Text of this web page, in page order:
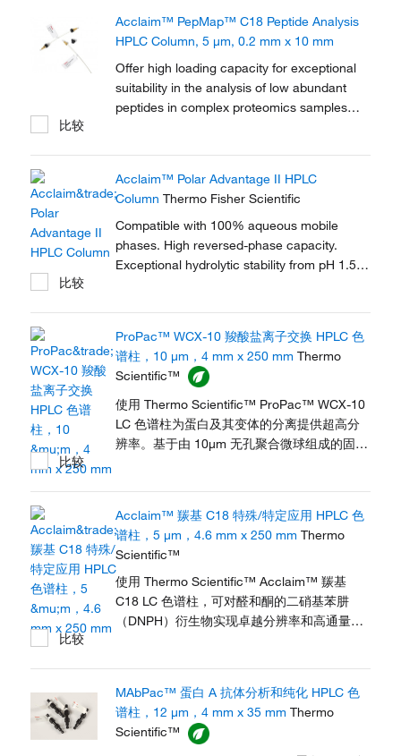
Acclaim™ PepMap™ C18 Peptide Analysis
HPLC Column, 5 μm, 0.2 mm x 10 mm
Offer high loading capacity for exceptional
suitability in the analysis of low abundant
peptides in complex proteomics samples
比较
Acclaim™ Polar Advantage II HPLC
Column Thermo Fisher Scientific
Compatible with 100% aqueous mobile
phases. High reversed-phase capacity.
Exceptional hydrolytic stability from pH 1.5 to
比较
ProPac™ WCX-10 羧酸盐离子交换 HPLC 色
谱柱，10 μm，4 mm x 250 mm Thermo
Scientific™
使用 Thermo Scientific™ ProPac™ WCX-10
LC 色谱柱为蛋白及其变体的分离提供超高分
辨率。基于由 10μm 无孔聚合微球组成的固定
选择性控制，为高效分离和稳健性能提供快速
传质功能。
比较
Acclaim™ 羰基 C18 特殊/特定应用 HPLC 色
谱柱，5 μm，4.6 mm x 250 mm Thermo
Scientific™
使用 Thermo Scientific™ Acclaim™ 羰基
C18 LC 色谱柱，可对醛和酮的二硝基苯肼
（DNPH）衍生物实现卓越分辨率和高通量分
DNPH 衍生物提供理想的选择性和基线分离。
比较
MAbPac™ 蛋白 A 抗体分析和纯化 HPLC 色
谱柱，12 μm，4 mm x 35 mm Thermo
Scientific™